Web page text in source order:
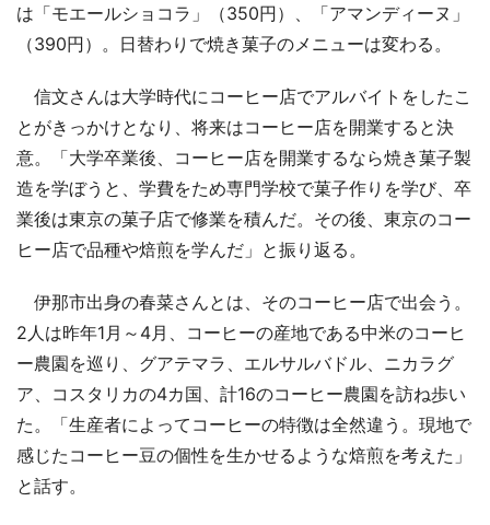
は「モエールショコラ」（350円）、「アマンディーヌ」
（390円）。日替わりで焼き菓子のメニューは変わる。
信文さんは大学時代にコーヒー店でアルバイトをしたこ
とがきっかけとなり、将来はコーヒー店を開業すると決
意。「大学卒業後、コーヒー店を開業するなら焼き菓子製
造を学ぼうと、学費をため専門学校で菓子作りを学び、卒
業後は東京の菓子店で修業を積んだ。その後、東京のコー
ヒー店で品種や焙煎を学んだ」と振り返る。
伊那市出身の春菜さんとは、そのコーヒー店で出会う。
2人は昨年1月～4月、コーヒーの産地である中米のコーヒ
ー農園を巡り、グアテマラ、エルサルバドル、ニカラグ
ア、コスタリカの4カ国、計16のコーヒー農園を訪ね歩い
た。「生産者によってコーヒーの特徴は全然違う。現地で
感じたコーヒー豆の個性を生かせるような焙煎を考えた」
と話す。